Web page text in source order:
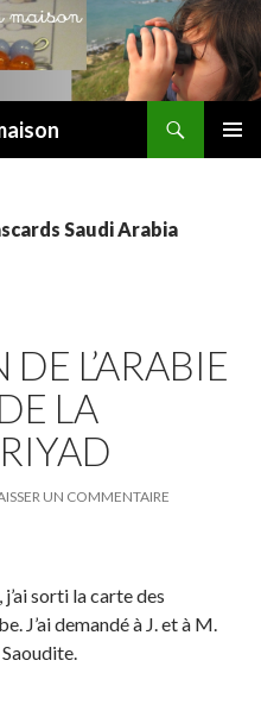
Saudi Arabia
L’ARABIE
LA
UN COMMENTAIRE
sorti la carte des
J’ai demandé à J. et à M.